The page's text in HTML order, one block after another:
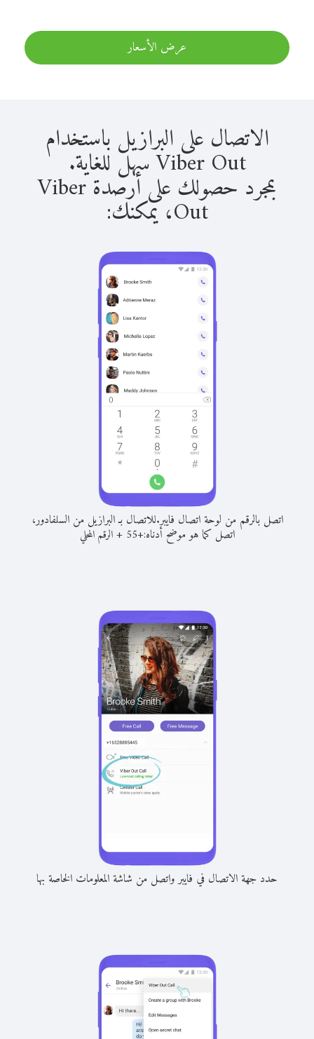
عرض الأسعار
الاتصال على البرازيل باستخدام
Viber Out سهل للغاية.
بمجرد حصولك على أرصدة Viber
Out، يمكنك:
اتصل بالرقم من لوحة اتصال فايبر.للاتصال بـ البرازيل من السلفادور،
اتصل كما هو موضح أدناه:+
55
+الرقم المحلي
حدد جهة الاتصال في فايبر واتصل من شاشة المعلومات الخاصة بها